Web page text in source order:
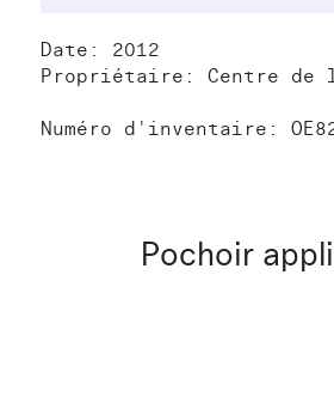
Date: 2012
Propriétaire: Centre de
Numéro d'inventaire:
Pochoir